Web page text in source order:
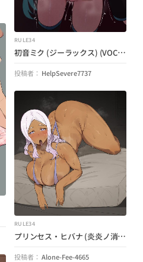
RULE34
初音ミク (ジーラックス) (VOCALOID)
投稿者： HelpSevere7737
RULE34
プリンセス・ヒバナ (炎炎ノ消防隊) (ボブテニート)
投稿者： Alone-Fee-4665